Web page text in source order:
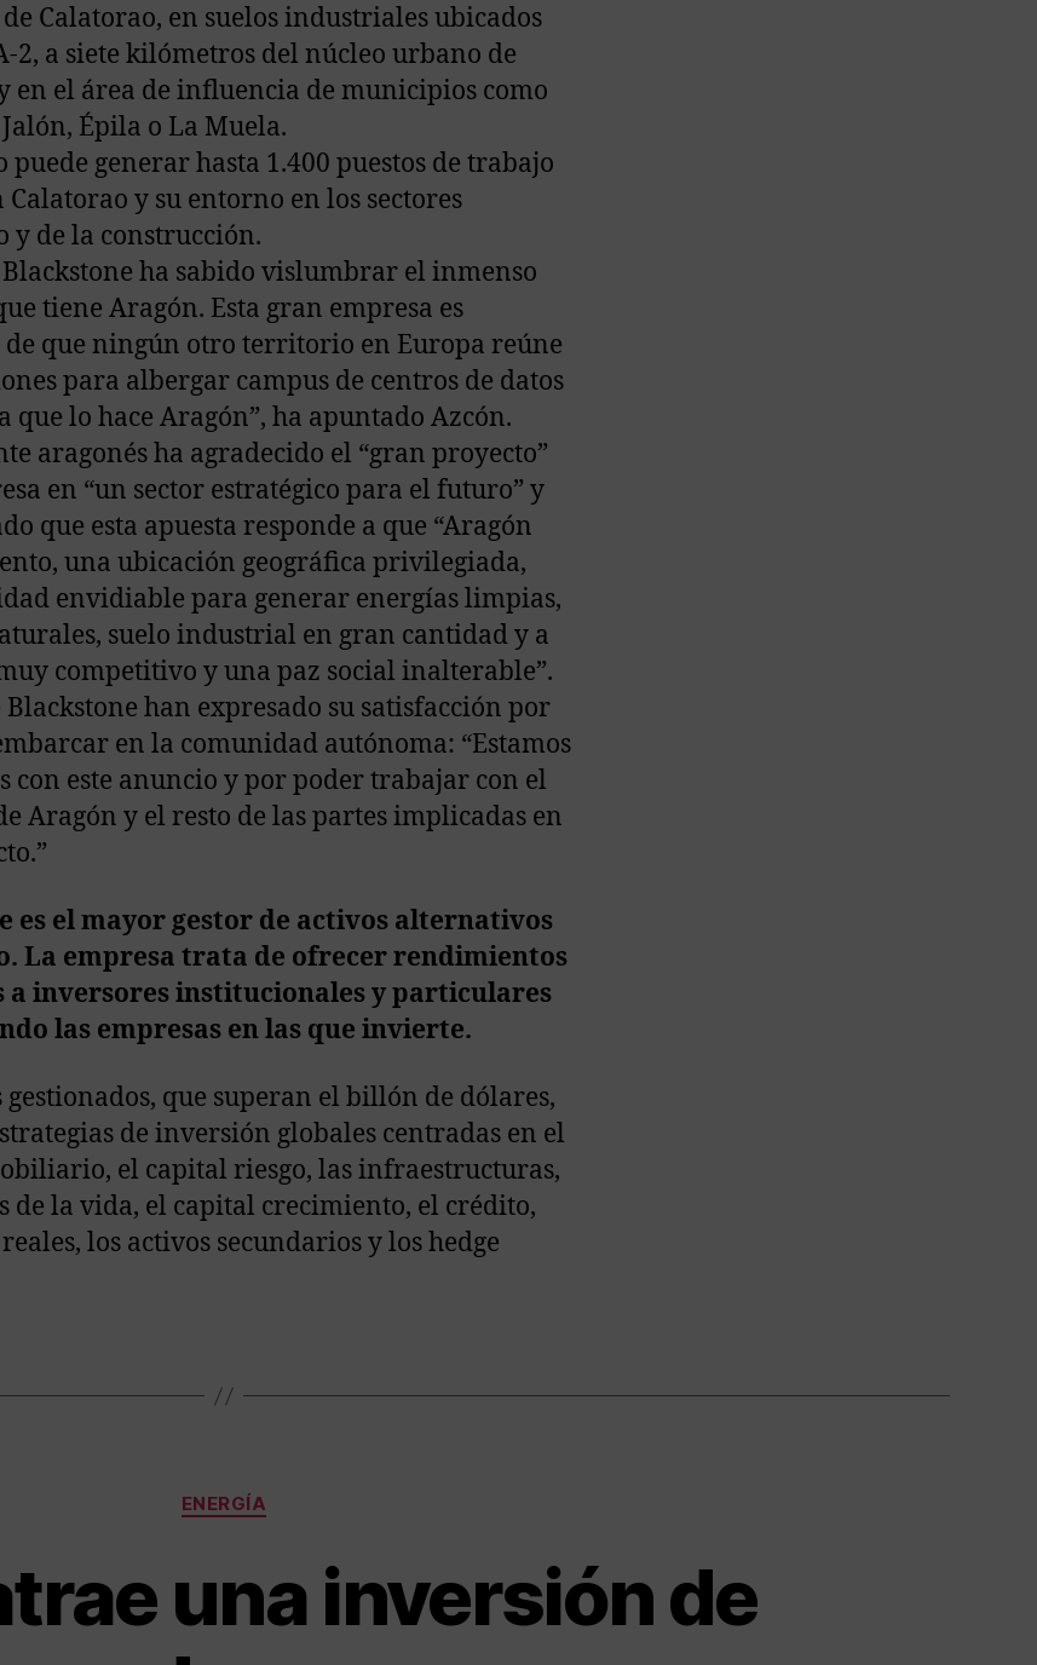
Calatorao, en suelos industriales ubicados
2, a siete kilómetros del núcleo urbano de
en el área de influencia de municipios como
Épila o La Muela.
puede generar hasta 1.400 puestos de trabajo
Calatorao y su entorno en los sectores
y de la construcción.
Blackstone ha sabido vislumbrar el inmenso
tiene Aragón. Esta gran empresa es
de que ningún otro territorio en Europa reúne
para albergar campus de centros de datos
que lo hace Aragón”, ha apuntado Azcón.
aragonés ha agradecido el “gran proyecto”
en “un sector estratégico para el futuro” y
que esta apuesta responde a que “Aragón
una ubicación geográfica privilegiada,
envidiable para generar energías limpias,
suelo industrial en gran cantidad y a
competitivo y una paz social inalterable”.
Blackstone han expresado su satisfacción por
en la comunidad autónoma: “Estamos
con este anuncio y por poder trabajar con el
Aragón y el resto de las partes implicadas en
es el mayor gestor de activos alternativos
La empresa trata de ofrecer rendimientos
a inversores institucionales y particulares
las empresas en las que invierte.
gestionados, que superan el billón de dólares,
de inversión globales centradas en el
el capital riesgo, las infraestructuras,
de la vida, el capital crecimiento, el crédito,
los activos secundarios y los hedge
ENERGÍA
una inversión de